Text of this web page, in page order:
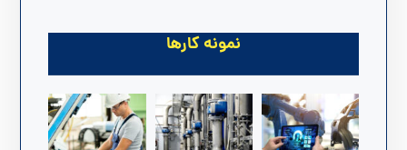
نمونه کارها